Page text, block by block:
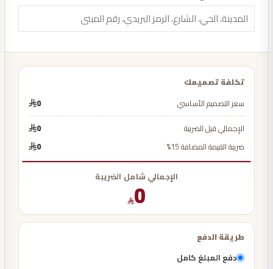
تكلفة تصميمك
سعر التصميم الأساسي
0
الإجمالي قبل الضريبة
0
ضريبة القيمة المضافة 15%
0
الإجمالي شامل الضريبة
0
طريقة الدفع
دفع المبلغ كامل